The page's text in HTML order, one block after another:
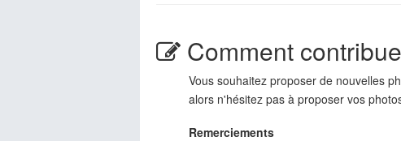
Comment
Vous souhaitez proposer de nouvelles
alors n'hésitez pas à proposer vos
Remerciements